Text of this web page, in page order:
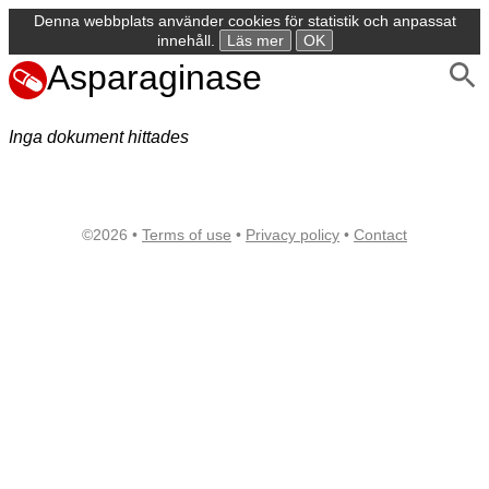
Denna webbplats använder cookies för statistik och anpassat
innehåll.
Läs mer OK
Asparaginase
Inga dokument hittades
©2026 • Terms of use • Privacy policy • Contact